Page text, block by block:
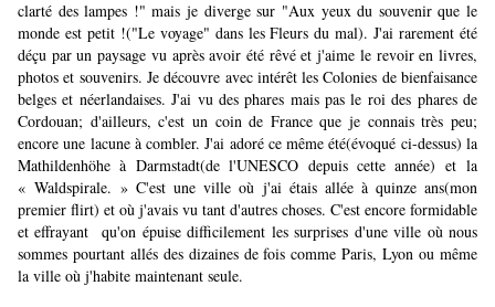
clarté des lampes !" mais je diverge sur "Aux yeux du souvenir que le
monde est petit !("Le voyage" dans les Fleurs du mal). J'ai rarement été
déçu par un paysage vu après avoir été rêvé et j'aime le revoir en livres,
photos et souvenirs. Je découvre avec intérêt les Colonies de bienfaisance
belges et néerlandaises. J'ai vu des phares mais pas le roi des phares de
Cordouan; d'ailleurs, c'est un coin de France que je connais très peu;
encore une lacune à combler. J'ai adoré ce même été(évoqué ci-dessus) la
Mathildenhöhe à Darmstadt(de l'UNESCO depuis cette année) et la
« Waldspirale. » C'est une ville où j'ai étais allée à quinze ans(mon
premier flirt) et où j'avais vu tant d'autres choses. C'est encore formidable
et effrayant qu'on épuise difficilement les surprises d'une ville où nous
sommes pourtant allés des dizaines de fois comme Paris, Lyon ou même
la ville où j'habite maintenant seule.